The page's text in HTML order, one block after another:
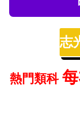
志
熱門類科 每